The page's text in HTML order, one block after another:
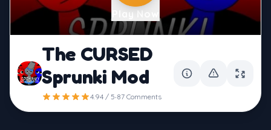
Play Now
The CURSED
Sprunki Mod
4.94 / 5·87 Comments